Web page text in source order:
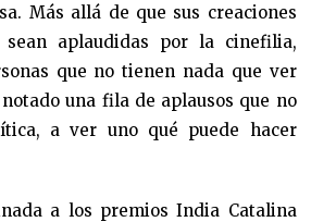
Más allá de que sus creaciones
aplaudidas por la cinefilia,
que no tienen nada que ver
una fila de aplausos que no
a ver uno qué puede hacer
a los premios India Catalina